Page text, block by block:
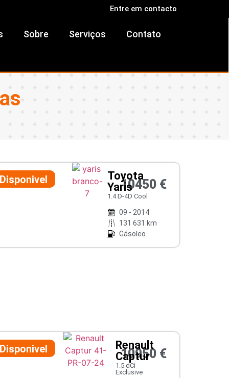
Entre em contacto
Sobre Serviços Contato
Disponivel
Toyota
Yaris
1.4 D-4D Cool
09 - 2014
131 631 km
Gásoleo
10450 €
Disponivel
Renault
Captur
1.5 dCi
Exclusive
10950 €